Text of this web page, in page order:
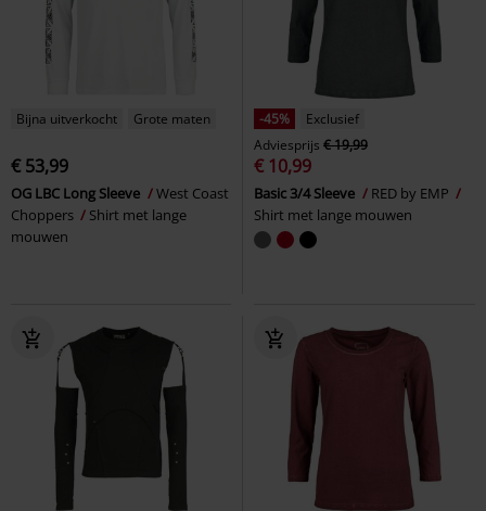
Bijna uitverkocht Grote maten
€ 53,99
OG LBC Long Sleeve
West Coast
Choppers
Shirt met lange
mouwen
-45%
Exclusief
Adviesprijs € 19,99
€ 10,99
Basic 3/4 Sleeve
RED by EMP
Shirt met lange mouwen